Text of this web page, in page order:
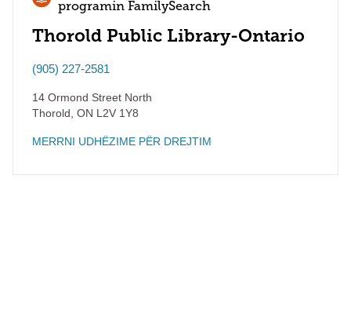
programin FamilySearch
Thorold Public Library-Ontario
(905) 227-2581
14 Ormond Street North
Thorold ON L2V 1Y8
MERRNI UDHËZIME PËR DREJTIM